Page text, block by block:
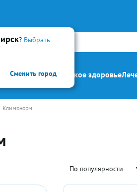
? Выбрать
Сменить город
Искать
и гриппЖенское здоровье
Климонорм
По популярности